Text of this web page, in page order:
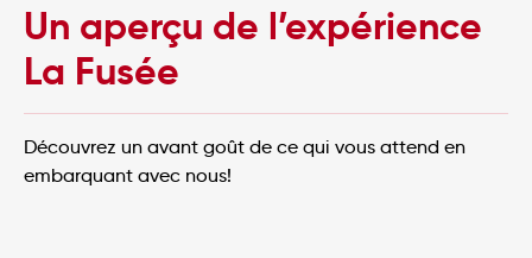
Un aperçu de l’expérience
La Fusée
Découvrez un avant goût de ce qui vous attend en
embarquant avec nous!